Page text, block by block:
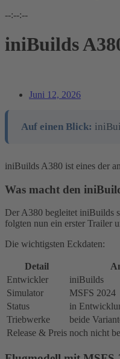
--:--:--
iniBuilds
Juni 12, 2026
Auf einen Blick:
iniBuilds A380 ist eines der
Was macht den
Der A380 begleitet iniBuilds
folgten nun ein erster Trailer
Die wichtigsten Eckdaten:
Detail
Entwickler
iniBuilds
Simulator
MSFS 2024
Status
in
Triebwerke
beide
Release & Preis noch nicht